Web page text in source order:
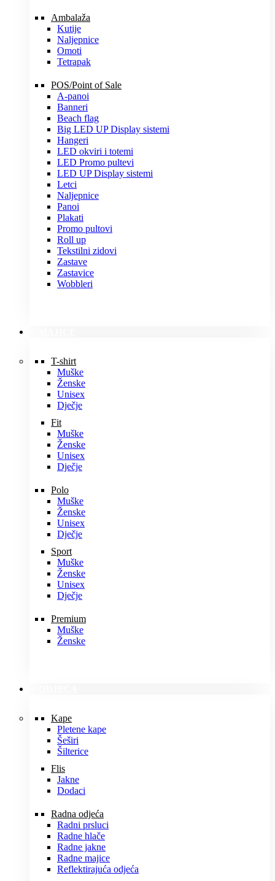
Ambalaža
Kutije
Naljepnice
Omoti
Tetrapak
POS/Point of Sale
A-panoi
Banneri
Beach flag
Big LED UP Display sistemi
Hangeri
LED okviri i totemi
LED Promo pultevi
LED UP Display sistemi
Letci
Naljepnice
Panoi
Plakati
Promo pultovi
Roll up
Tekstilni zidovi
Zastave
Zastavice
Wobbleri
T-shirt
Muške
Ženske
Unisex
Dječje
Fit
Muške
Ženske
Unisex
Dječje
Polo
Muške
Ženske
Unisex
Dječje
Sport
Muške
Ženske
Unisex
Dječje
Premium
Muške
Ženske
Kape
Pletene kape
Šeširi
Šilterice
Flis
Jakne
Dodaci
Radna odjeća
Radni prsluci
Radne hlače
Radne jakne
Radne majice
Reflektirajuća odjeća